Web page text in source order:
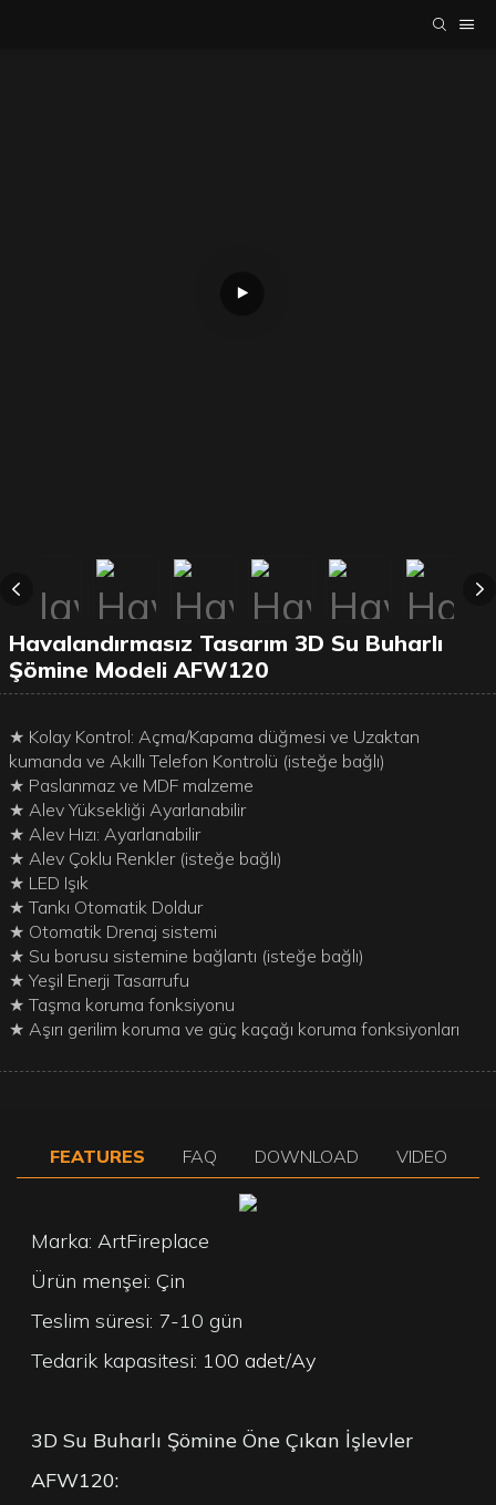
Havalandırmasız Tasarım 3D Su Buharlı
Şömine Modeli AFW120
★ Kolay Kontrol: Açma/Kapama düğmesi ve Uzaktan
kumanda ve Akıllı Telefon Kontrolü (isteğe bağlı)
★ Paslanmaz ve MDF malzeme
★ Alev Yüksekliği Ayarlanabilir
★ Alev Hızı: Ayarlanabilir
★ Alev Çoklu Renkler (isteğe bağlı)
★ LED Işık
★ Tankı Otomatik Doldur
★ Otomatik Drenaj sistemi
★ Su borusu sistemine bağlantı (isteğe bağlı)
★ Yeşil Enerji Tasarrufu
★ Taşma koruma fonksiyonu
★ Aşırı gerilim koruma ve güç kaçağı koruma fonksiyonları
FEATURES FAQ DOWNLOAD VIDEO
Marka: ArtFireplace
Ürün menşei: Çin
Teslim süresi: 7-10 gün
Tedarik kapasitesi: 100 adet/Ay
3D Su Buharlı Şömine Öne Çıkan İşlevler
AFW120: